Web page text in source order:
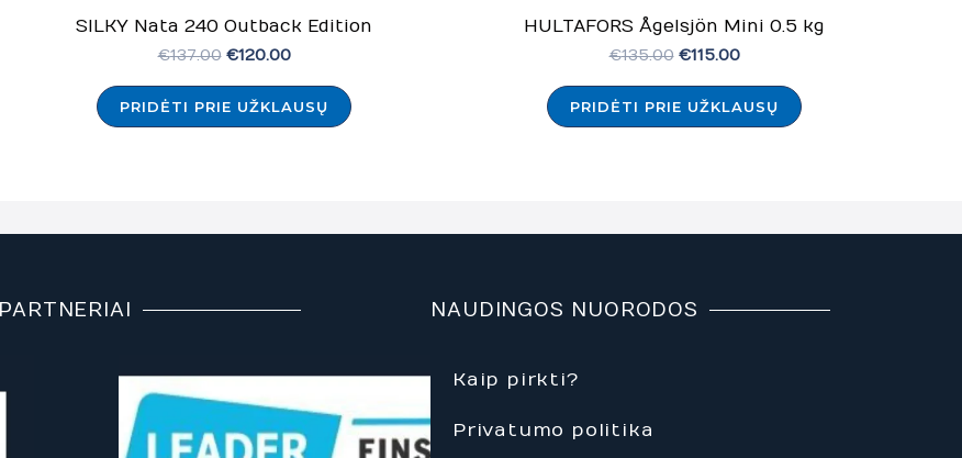
SILKY Nata 240 Outback Edition
€137.00 €120.00
PRIDĖTI PRIE UŽKLAUSŲ
HULTAFORS Ågelsjön Mini 0.5 kg
€135.00 €115.00
PRIDĖTI PRIE UŽKLAUSŲ
PARTNERIAI NAUDINGOS NUORODOS
Kaip pirkti?
Privatumo politika